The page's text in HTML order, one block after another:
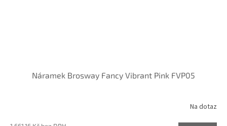
Náramek Brosway Fancy Vibrant Pink FVP05
Na dotaz